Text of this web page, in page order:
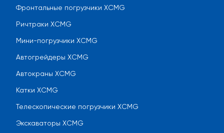
Фронтальные погрузчики XCMG
Ричтраки XCMG
Мини-погрузчики XCMG
Автогрейдеры XCMG
Автокраны XCMG
Катки XCMG
Телескопические погрузчики XCMG
Экскаваторы XCMG